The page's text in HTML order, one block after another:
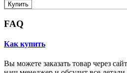
Купить
FAQ
Как купить
Вы можете заказать товар через